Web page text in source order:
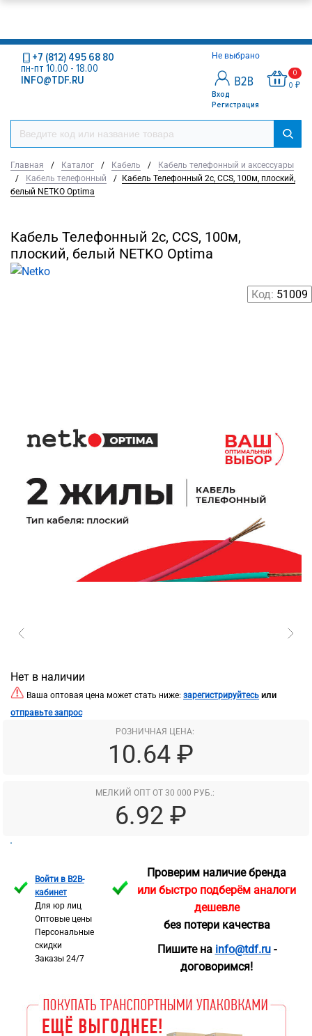
Не выбрано
Вход
Регистрация
0
0 ₽
+7 (812) 495 68 80
пн-пт 10.00 - 18.00
INFO@TDF.RU
Главная / Каталог / Кабель /
Кабель телефонный и аксессуары
/
Кабель телефонный /
Кабель Телефонный 2с, CCS, 100м, плоский,
белый NETKO Optima
Кабель Телефонный 2с, CCS, 100м,
плоский, белый NETKO Optima
Код: 51009
Нет в наличии
Ваша оптовая цена может стать ниже: зарегистрируйтесь или
отправьте запрос
РОЗНИЧНАЯ ЦЕНА:
10.64 ₽
МЕЛКИЙ ОПТ ОТ 30 000 РУБ.:
6.92 ₽
Войти в B2B-
кабинет
Для юр лиц
Оптовые цены
Персональные
скидки
Заказы 24/7
Проверим наличие бренда
или быстро подберём аналоги
дешевле
без потери качества
Пишите на info@tdf.ru-
договоримся!